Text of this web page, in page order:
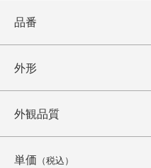
品番
外形
外観品質
単価 （税込）